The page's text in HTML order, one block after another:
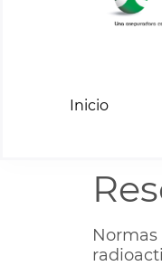
Inicio